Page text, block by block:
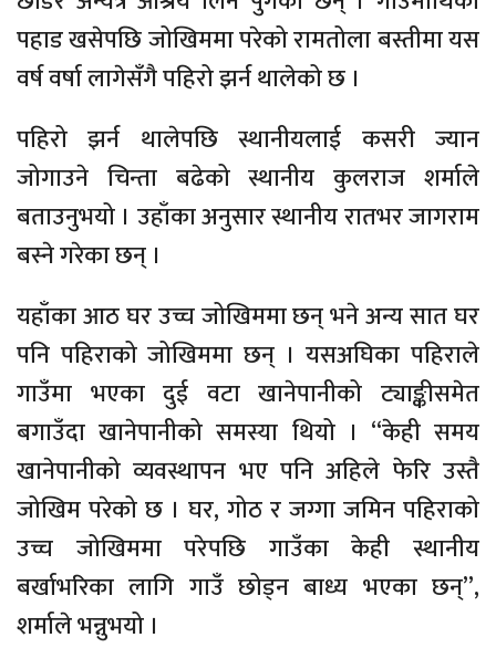
पहाड खसेपछि जोखिममा परेको रामतोला बस्तीमा यस
वर्ष वर्षा लागेसँगै पहिरो झर्न थालेको छ ।
पहिरो झर्न थालेपछि स्थानीयलाई कसरी ज्यान
जोगाउने चिन्ता बढेको स्थानीय कुलराज शर्माले
बताउनुभयो । उहाँका अनुसार स्थानीय रातभर जागराम
बस्ने गरेका छन् ।
यहाँका आठ घर उच्च जोखिममा छन् भने अन्य सात घर
पनि पहिराको जोखिममा छन् । यसअघिका पहिराले
गाउँमा भएका दुई वटा खानेपानीको ट्याङ्कीसमेत
बगाउँदा खानेपानीको समस्या थियो । “केही समय
खानेपानीको व्यवस्थापन भए पनि अहिले फेरि उस्तै
जोखिम परेको छ । घर, गोठ र जग्गा जमिन पहिराको
उच्च जोखिममा परेपछि गाउँका केही स्थानीय
बर्खाभरिका लागि गाउँ छोड्न बाध्य भएका छन्”,
शर्माले भन्नुभयो ।